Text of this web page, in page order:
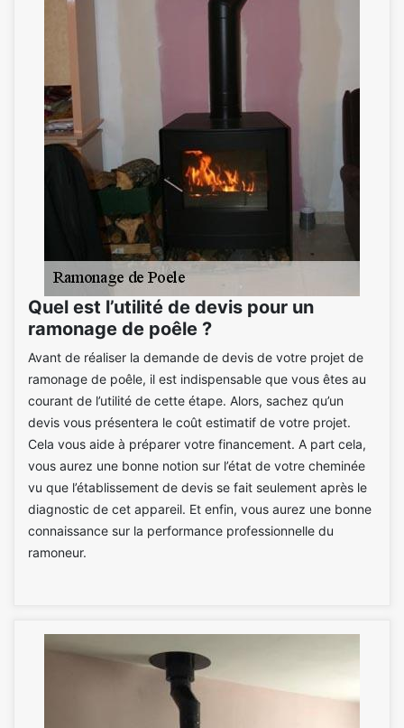
Quel est l’utilité de devis pour un
ramonage de poêle ?
Avant de réaliser la demande de devis de votre projet de
ramonage de poêle, il est indispensable que vous êtes au
courant de l’utilité de cette étape. Alors, sachez qu’un
devis vous présentera le coût estimatif de votre projet.
Cela vous aide à préparer votre financement. A part cela,
vous aurez une bonne notion sur l’état de votre cheminée
vu que l’établissement de devis se fait seulement après le
diagnostic de cet appareil. Et enfin, vous aurez une bonne
connaissance sur la performance professionnelle du
ramoneur.